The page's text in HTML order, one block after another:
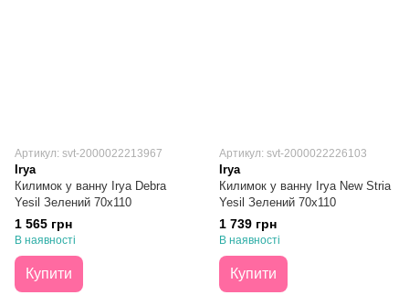
Артикул: svt-2000022213967
Irya
Килимок у ванну Irya Debra
Yesil Зелений 70х110
1 565 грн
В наявності
Купити
Артикул: svt-2000022226103
Irya
Килимок у ванну Irya New Stria
Yesil Зелений 70х110
1 739 грн
В наявності
Купити